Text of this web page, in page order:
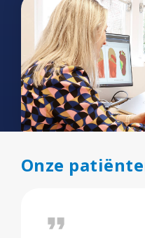
Onze
format_quote